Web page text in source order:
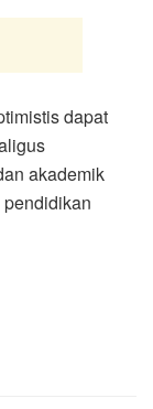
dapat
akademik